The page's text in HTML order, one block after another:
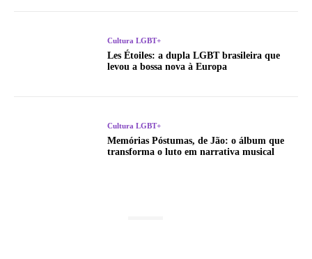
Cultura LGBT+
Les Étoiles: a dupla LGBT brasileira que
levou a bossa nova à Europa
Cultura LGBT+
Memórias Póstumas, de Jão: o álbum que
transforma o luto em narrativa musical